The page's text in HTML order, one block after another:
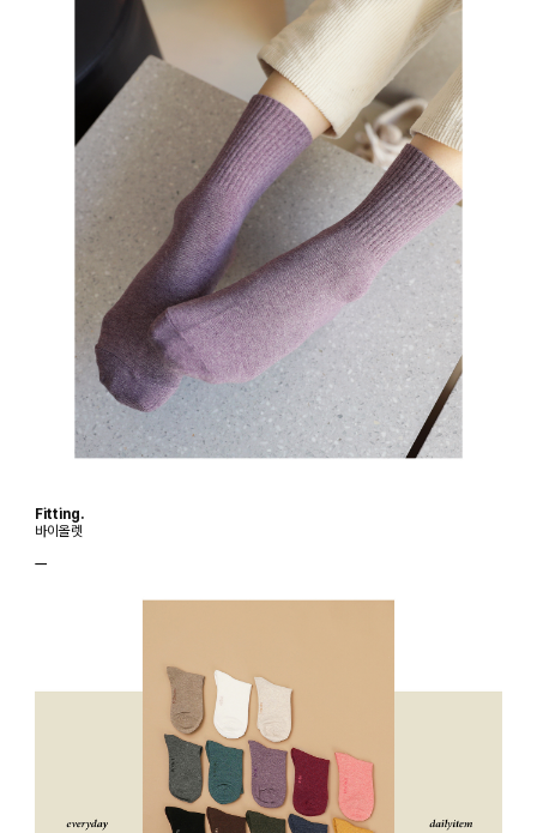
Fitting.
바이올렛
ㅡ